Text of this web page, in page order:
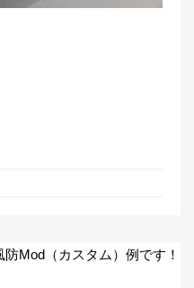
Mod（カスタム）例です！